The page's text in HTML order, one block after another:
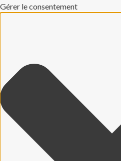
Gérer le consentement